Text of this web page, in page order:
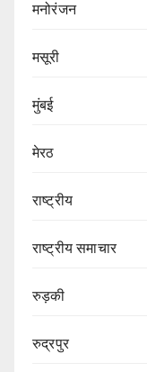
मनोरंजन
मसूरी
मुंबई
मेरठ
राष्ट्रीय
राष्ट्रीय समाचार
रुड़की
रुद्रपुर